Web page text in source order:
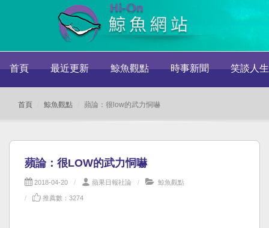
首頁 最近更新 鯨魚觀點 時事新聞 笑談人生
首頁 鯨魚觀點 蘋論：很low的武力恫嚇
蘋論：很LOW的武力恫嚇
2018-04-20 蘋果日報社論 鯨魚觀點
推薦數：3274